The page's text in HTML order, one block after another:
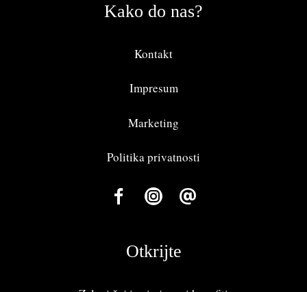
Kako do nas?
Kontakt
Impresum
Marketing
Politika privatnosti
Otkrijte